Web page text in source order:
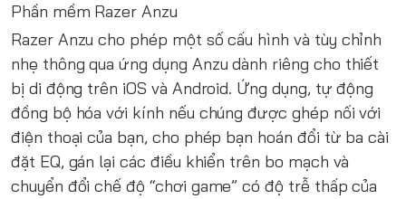
Phần mềm Razer Anzu
Razer Anzu cho phép một số cấu hình và tùy chỉnh
nhẹ thông qua ứng dụng Anzu dành riêng cho thiết
bị di động trên iOS và Android. Ứng dụng, tự động
đồng bộ hóa với kính nếu chúng được ghép nối với
điện thoại của bạn, cho phép bạn hoán đổi từ ba cài
đặt EQ, gán lại các điều khiển trên bo mạch và
chuyển đổi chế độ “chơi game” có độ trễ thấp của